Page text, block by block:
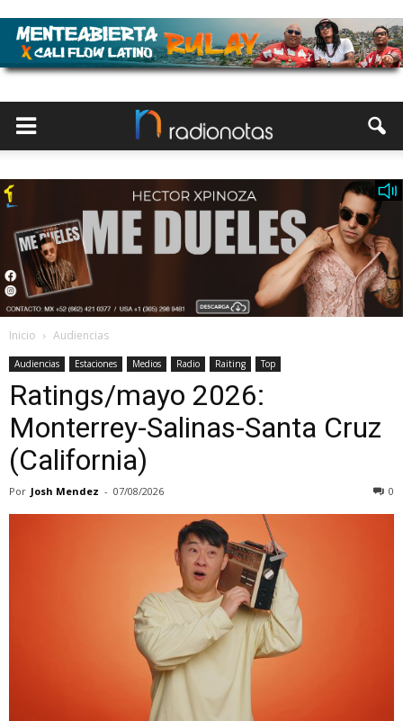
Inicio Audiencias
Audiencias Estaciones Medios Radio Raiting Top
Ratings/mayo 2026:
Monterrey-Salinas-Santa Cruz
(California)
Por Josh Mendez - 07/08/2026 0